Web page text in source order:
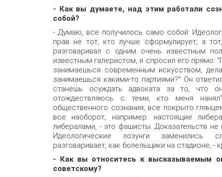
- Как вы думаете, над этим работали
собой?
- Думаю, все получилось само собой.
прав не тот, кто лучше сформулирует, а
разговаривал с одним очень известным
известным галеристом, я спросил его прямо:
занимаешься современным искусством,
занимаешься какими-то партиями?" Он
станешь осуждать адвоката за то, что
отождествляюсь с теми, кто меня
общественного сознания, все покрыто
все наоборот, например: настоящие
либералами, - это фашисты. Доказательств
Идеологические лозунги заменились
разговаривает, как болельщики на стадионе, -
- Как вы относитесь к высказываемым
советскому?